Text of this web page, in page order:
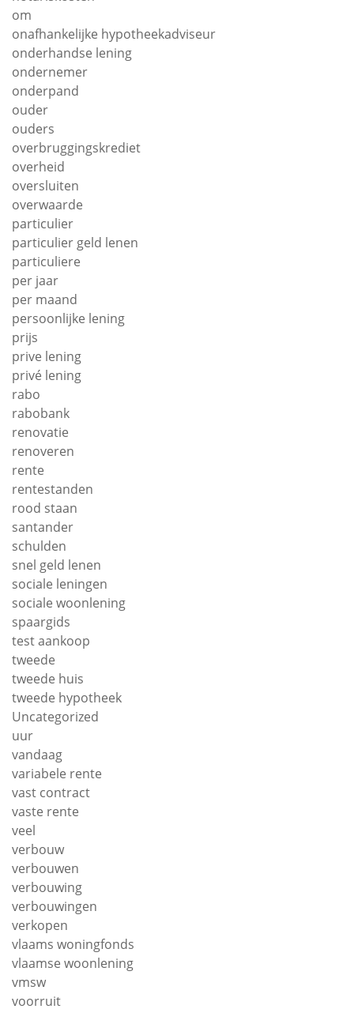
om
onafhankelijke hypotheekadviseur
onderhandse lening
ondernemer
onderpand
ouder
ouders
overbruggingskrediet
overheid
oversluiten
overwaarde
particulier
particulier geld lenen
particuliere
per jaar
per maand
persoonlijke lening
prijs
prive lening
privé lening
rabo
rabobank
renovatie
renoveren
rente
rentestanden
rood staan
santander
schulden
snel geld lenen
sociale leningen
sociale woonlening
spaargids
test aankoop
tweede
tweede huis
tweede hypotheek
Uncategorized
uur
vandaag
variabele rente
vast contract
vaste rente
veel
verbouw
verbouwen
verbouwing
verbouwingen
verkopen
vlaams woningfonds
vlaamse woonlening
vmsw
voorruit